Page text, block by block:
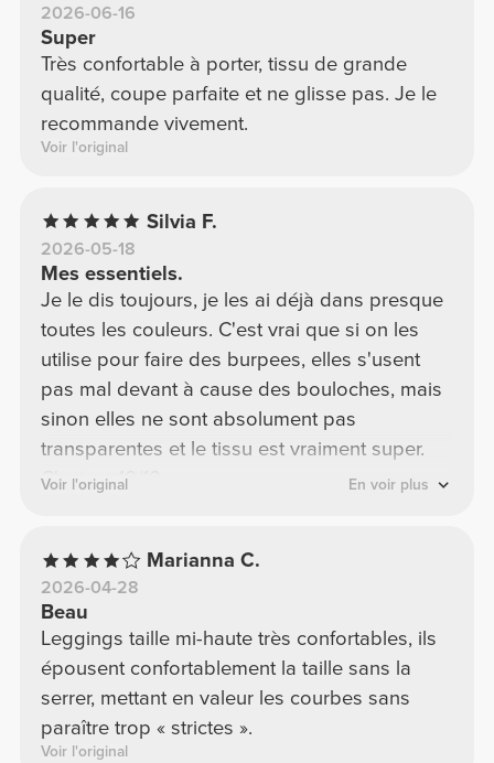
2026-06-16
Super
Très confortable à porter, tissu de grande
qualité, coupe parfaite et ne glisse pas. Je le
recommande vivement.
Voir l'original
Silvia F.
2026-05-18
Mes essentiels.
Je le dis toujours, je les ai déjà dans presque
toutes les couleurs. C'est vrai que si on les
utilise pour faire des burpees, elles s'usent
pas mal devant à cause des bouloches, mais
sinon elles ne sont absolument pas
transparentes et le tissu est vraiment super.
C'est un 10/10.
Voir l'original En voir plus
Marianna C.
2026-04-28
Beau
Leggings taille mi-haute très confortables, ils
épousent confortablement la taille sans la
serrer, mettant en valeur les courbes sans
paraître trop « strictes ».
Voir l'original